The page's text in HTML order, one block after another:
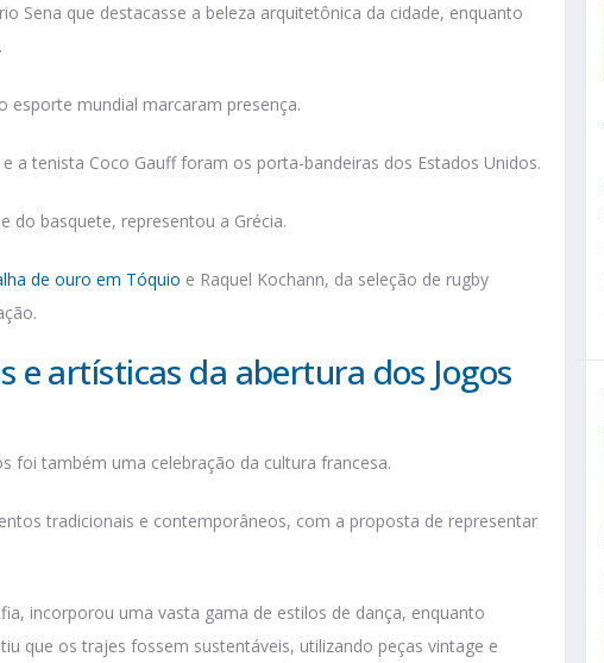
Sena que destacasse a beleza arquitetônica da cidade, enquanto
esporte mundial marcaram presença.
a tenista Coco Gauff foram os porta-bandeiras dos Estados Unidos.
do basquete, representou a Grécia.
de ouro em Tóquio e Raquel Kochann, da seleção de rugby
e artísticas da abertura dos Jogos
foi também uma celebração da cultura francesa.
tradicionais e contemporâneos, com a proposta de representar
incorporou uma vasta gama de estilos de dança, enquanto
que os trajes fossem sustentáveis, utilizando peças vintage e